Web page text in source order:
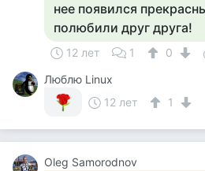
нее появился
полюбили друг друга!
12 лет 1
0
Люблю Linux
12 лет
1
Oleg Samorodnov